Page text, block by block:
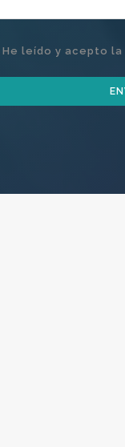
He leído y acepto la